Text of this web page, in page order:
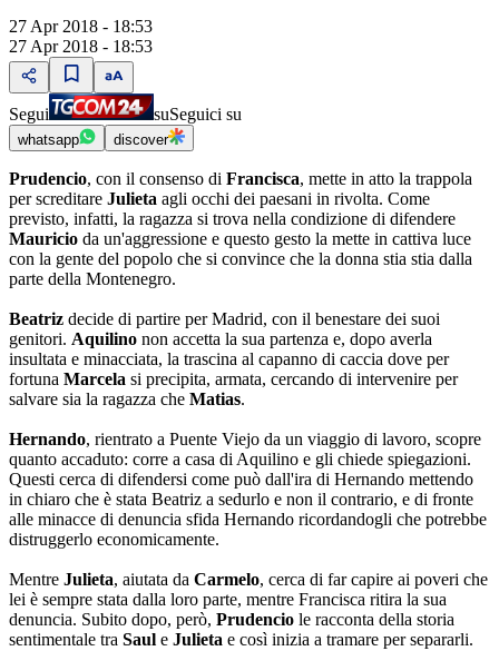
27 Apr 2018 - 18:53
27 Apr 2018 - 18:53
Segui suSeguici su
whatsapp discover
Prudencio, con il consenso di Francisca, mette in atto la trappola
per screditare Julieta agli occhi dei paesani in rivolta. Come
previsto, infatti, la ragazza si trova nella condizione di difendere
Mauricio da un'aggressione e questo gesto la mette in cattiva luce
con la gente del popolo che si convince che la donna stia stia dalla
parte della Montenegro.
Beatriz decide di partire per Madrid, con il benestare dei suoi
genitori. Aquilino non accetta la sua partenza e, dopo averla
insultata e minacciata, la trascina al capanno di caccia dove per
fortuna Marcela si precipita, armata, cercando di intervenire per
salvare sia la ragazza che Matias.
Hernando, rientrato a Puente Viejo da un viaggio di lavoro, scopre
quanto accaduto: corre a casa di Aquilino e gli chiede spiegazioni.
Questi cerca di difendersi come può dall'ira di Hernando mettendo
in chiaro che è stata Beatriz a sedurlo e non il contrario, e di fronte
alle minacce di denuncia sfida Hernando ricordandogli che potrebbe
distruggerlo economicamente.
Mentre Julieta, aiutata da Carmelo, cerca di far capire ai poveri che
lei è sempre stata dalla loro parte, mentre Francisca ritira la sua
denuncia. Subito dopo, però, Prudencio le racconta della storia
sentimentale tra Saul e Julieta e così inizia a tramare per separarli.